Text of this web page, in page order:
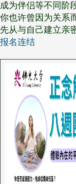
成为伴侣等不同阶
你也许曾因为关系
先从与自己建立亲
报名连结